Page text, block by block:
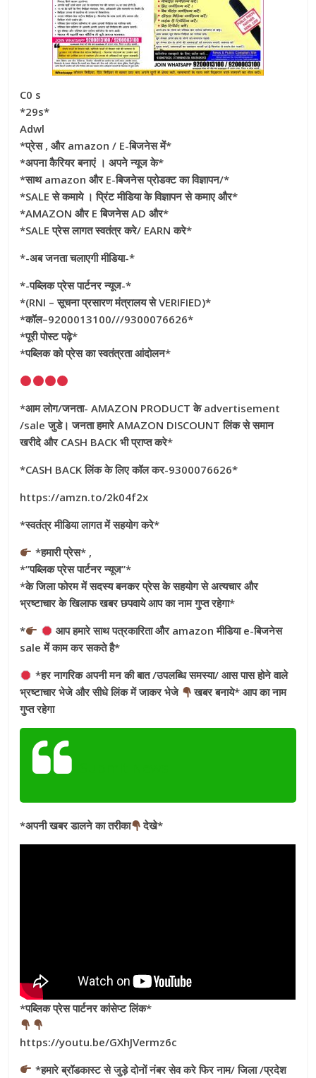
C0 s
*29s*
Adwl
*प्रेस , और amazon / E-बिजनेस में*
*अपना कैरियर बनाएं । अपने न्यूज के*
*साथ amazon और E-बिजनेस प्रोडक्ट का विज्ञापन/*
*SALE से कमाये । प्रिंट मीडिया के विज्ञापन से कमाए और*
*AMAZON और E बिजनेस AD और*
*SALE प्रेस लागत स्वतंत्र करे/ EARN करे*
*-अब जनता चलाएगी मीडिया-*
*-पब्लिक प्रेस पार्टनर न्यूज-*
*(RNI – सूचना प्रसारण मंत्रालय से VERIFIED)*
*कॉल–9200013100///9300076626*
*पूरी पोस्ट पढ़े*
*पब्लिक को प्रेस का स्वतंत्रता आंदोलन*
*आम लोग/जनता- AMAZON PRODUCT के advertisement
/sale जुडे। जनता हमारे AMAZON DISCOUNT लिंक से समान
खरीदे और CASH BACK भी प्राप्त करे*
*CASH BACK लिंक के लिए कॉल कर-9300076626*
https://amzn.to/2k04f2x
*स्वतंत्र मीडिया लागत में सहयोग करे*
*हमारी प्रेस* ,
*”पब्लिक प्रेस पार्टनर न्यूज”*
*के जिला फोरम में सदस्य बनकर प्रेस के सहयोग से अत्यचार और
भ्रष्टाचार के खिलाफ खबर छपवाये आप का नाम गुप्त रहेगा*
*
आप हमारे साथ पत्रकारिता और amazon मीडिया e-बिजनेस
sale में काम कर सकते है*
*हर नागरिक अपनी मन की बात /उपलब्धि समस्या/ आस पास होने वाले
भ्रष्टाचार भेजे और सीधे लिंक में जाकर भेजे
खबर बनाये* आप का नाम
गुप्त रहेगा
*अपनी खबर डालने का तरीका देखे*
*पब्लिक प्रेस पार्टनर कांसेप्ट लिंक*
https://youtu.be/GXhJVermz6c
*हमारे ब्रॉडकास्ट से जुड़े दोनों नंबर सेव करे फिर नाम/ जिला /प्रदेश